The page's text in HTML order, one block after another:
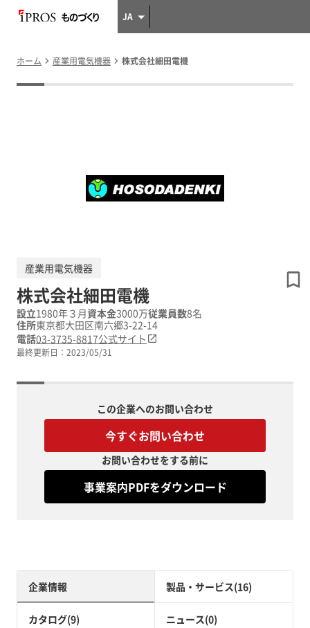
JA
ホーム 産業用電気機器 株式会社細田電機
産業用電気機器
株式会社細田電機
設立1980年３月資本金3000万従業員数8名
住所東京都大田区南六郷3-22-14
電話03-3735-8817公式サイト
最終更新日： 2023/05/31
この企業へのお問い合わせ
今すぐお問い合わせ
お問い合わせをする前に
事業案内PDFをダウンロード
企業情報 製品・サービス(16)
カタログ(9) ニュース(0)